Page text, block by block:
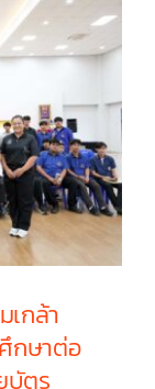
เกล้า
กษาต่อ
บัตร